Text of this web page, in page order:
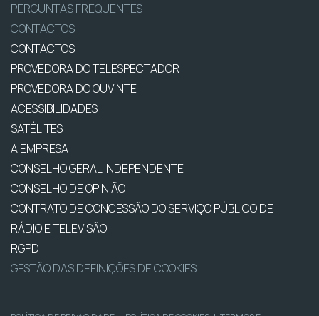
PERGUNTAS FREQUENTES
CONTACTOS
CONTACTOS
PROVEDORA DO TELESPECTADOR
PROVEDORA DO OUVINTE
ACESSIBILIDADES
SATÉLITES
A EMPRESA
CONSELHO GERAL INDEPENDENTE
CONSELHO DE OPINIÃO
CONTRATO DE CONCESSÃO DO SERVIÇO PÚBLICO DE
RÁDIO E TELEVISÃO
RGPD
GESTÃO DAS DEFINIÇÕES DE COOKIES